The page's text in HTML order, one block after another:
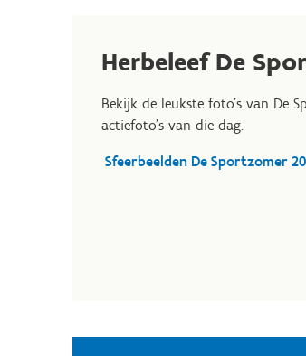
Herbeleef De
Bekijk de leukste foto’s van De
actiefoto's van die dag.
Sfeerbeelden De Sportzomer